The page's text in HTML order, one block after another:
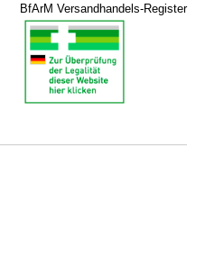
BfArM Versandhandels-Register